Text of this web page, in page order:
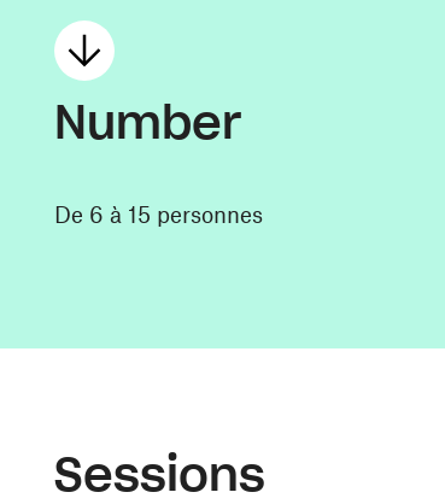
Number
De 6 à 15 personnes
Sessions